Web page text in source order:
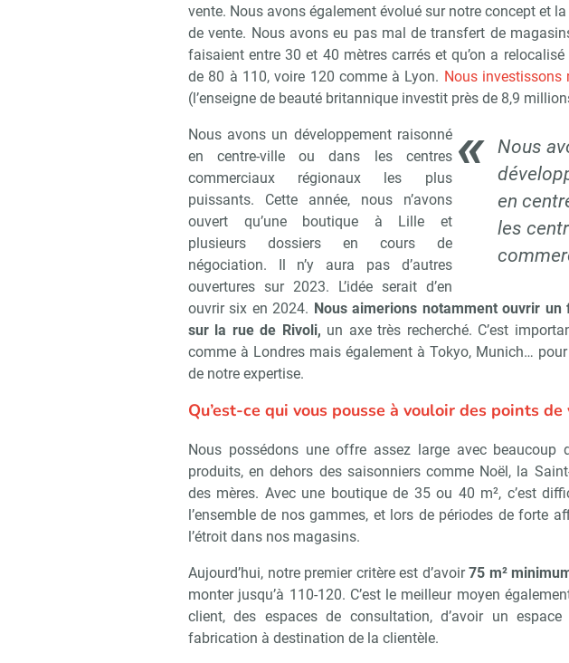
vente. Nous avons également évolué sur notre concept et
de vente. Nous avons eu pas mal de transfert de
faisaient entre 30 et 40 mètres carrés et qu’on a
de 80 à 110, voire 120 comme à Lyon. Nous investissons
(l’enseigne de beauté britannique investit près de 8,9
Nous
en
les
Nous avons un développement raisonné
en centre-ville ou dans les centres
commerciaux régionaux les plus
puissants. Cette année, nous n’avons
ouvert qu’une boutique à Lille et
plusieurs dossiers en cours de
négociation. Il n’y aura pas d’autres
ouvertures sur 2023. L’idée serait d’en
ouvrir six en 2024. Nous aimerions notamment ouvrir
sur la rue de Rivoli, un axe très recherché. C’est
comme à Londres mais également à Tokyo, Munich… pour
de notre expertise.
Qu’est-ce qui vous pousse à vouloir des points
Nous possédons une offre assez large avec beaucoup
produits, en dehors des saisonniers comme Noël, la
des mères. Avec une boutique de 35 ou 40 m², c’est
l’ensemble de nos gammes, et lors de périodes de forte
l’étroit dans nos magasins.
Aujourd’hui, notre premier critère est d’avoir75 m²
monter jusqu’à 110-120. C’est le meilleur moyen
client, des espaces de consultation, d’avoir un
fabrication à destination de la clientèle.
Recevoir Républik Retail